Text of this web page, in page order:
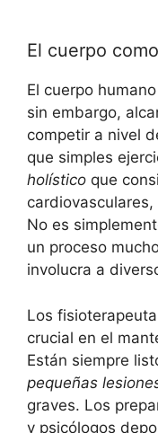
El cuerpo
El cuerpo
sin embargo,
competir a nivel
que simples
holístico que
No es
un proceso
involucra a
Los
crucial en el
Están siempre
pequeñas
graves. Los
y psicólogos